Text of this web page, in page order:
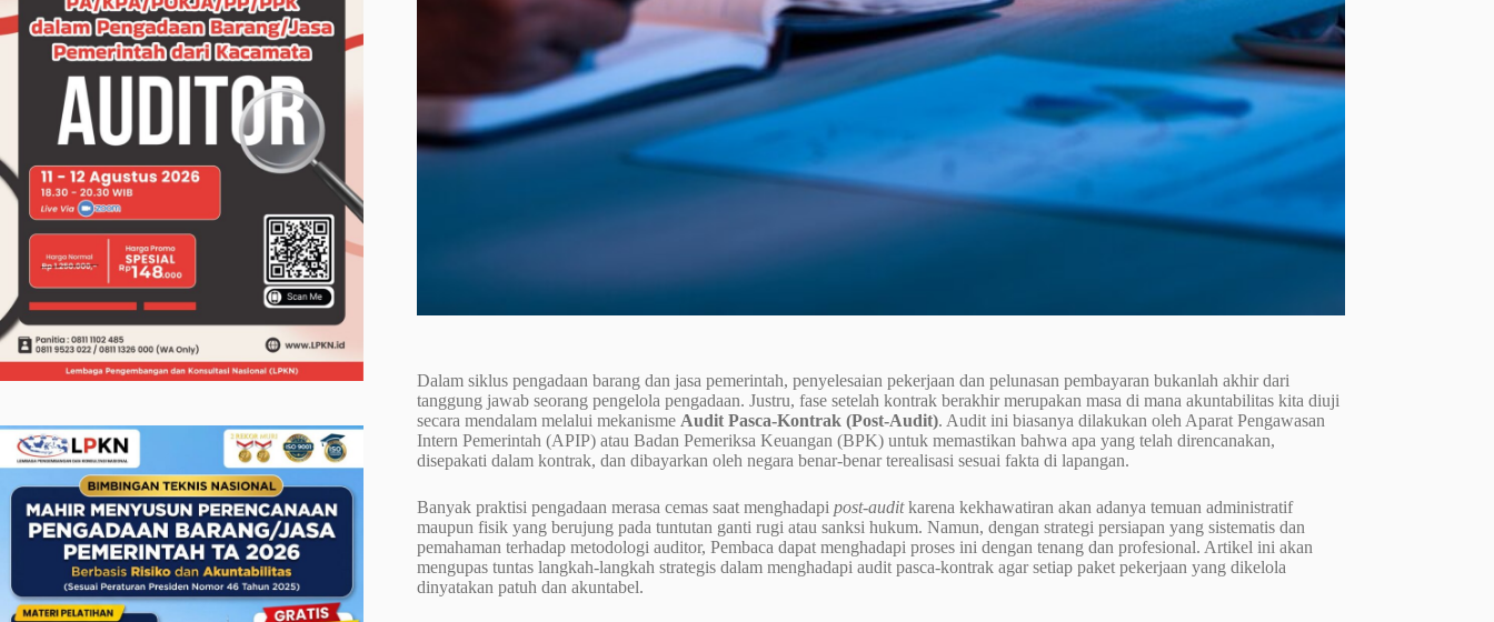
Dalam siklus pengadaan barang dan jasa pemerintah, penyelesaian pekerjaan dan pelunasan pembayaran bukanlah akhir dari
tanggung jawab seorang pengelola pengadaan. Justru, fase setelah kontrak berakhir merupakan masa di mana akuntabilitas kita diuji
secara mendalam melalui mekanisme Audit Pasca-Kontrak (Post-Audit). Audit ini biasanya dilakukan oleh Aparat Pengawasan
Intern Pemerintah (APIP) atau Badan Pemeriksa Keuangan (BPK) untuk memastikan bahwa apa yang telah direncanakan,
disepakati dalam kontrak, dan dibayarkan oleh negara benar-benar terealisasi sesuai fakta di lapangan.
Banyak praktisi pengadaan merasa cemas saat menghadapi post-auditkarena kekhawatiran akan adanya temuan administratif
maupun fisik yang berujung pada tuntutan ganti rugi atau sanksi hukum. Namun, dengan strategi persiapan yang sistematis dan
pemahaman terhadap metodologi auditor, Pembaca dapat menghadapi proses ini dengan tenang dan profesional. Artikel ini akan
mengupas tuntas langkah-langkah strategis dalam menghadapi audit pasca-kontrak agar setiap paket pekerjaan yang dikelola
dinyatakan patuh dan akuntabel.